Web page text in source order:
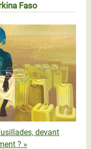
Faso
devant
? »